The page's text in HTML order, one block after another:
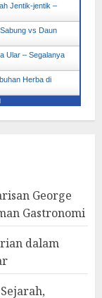
Jentik-jentik –
vs Daun
Ular – Segalanya
Herba di
George
Gastronomi
dalam